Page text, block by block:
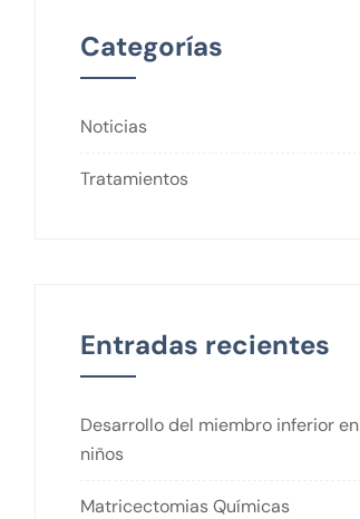
Categorías
Noticias
Tratamientos
Entradas recientes
Desarrollo del miembro inferior en
niños
Matricectomias Químicas